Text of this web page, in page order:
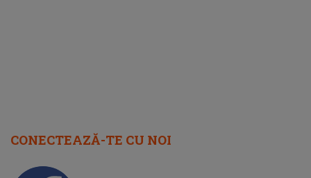
CONECTEAZĂ-TE CU NOI